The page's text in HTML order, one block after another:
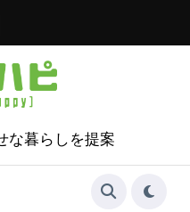
な暮らしを提案